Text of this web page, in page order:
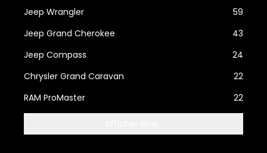
Jeep Wrangler
59
Jeep Grand Cherokee
43
Jeep Compass
24
Chrysler Grand Caravan
22
RAM ProMaster
22